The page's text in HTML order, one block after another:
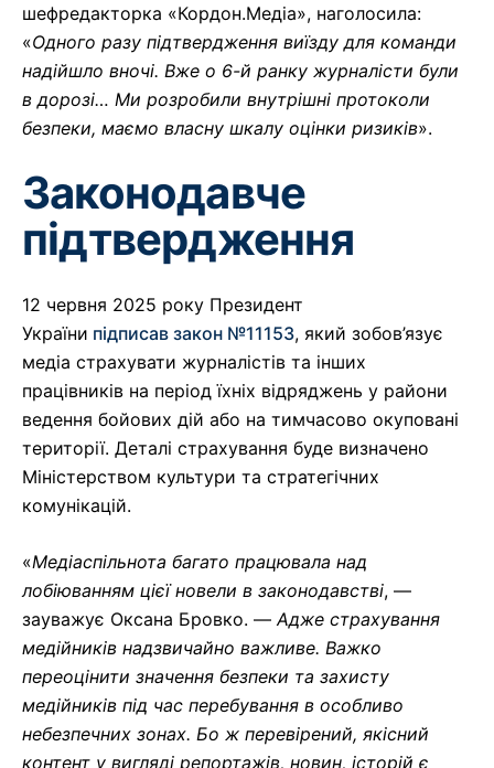
шефредакторка «Кордон.Медіа», наголосила:
«Одного разу підтвердження виїзду для команди
надійшло вночі. Вже о 6-й ранку журналісти були
в дорозі… Ми розробили внутрішні протоколи
безпеки, маємо власну шкалу оцінки ризиків».
Законодавче
підтвердження
12 червня 2025 року Президент
України підписав закон №11153, який зобов’язує
медіа страхувати журналістів та інших
працівників на період їхніх відряджень у райони
ведення бойових дій або на тимчасово окуповані
території. Деталі страхування буде визначено
Міністерством культури та стратегічних
комунікацій.
«Медіаспільнота багато працювала над
лобіюванням цієї новели в законодавстві, —
зауважує Оксана Бровко. — Адже страхування
медійників надзвичайно важливе. Важко
переоцінити значення безпеки та захисту
медійників під час перебування в особливо
небезпечних зонах. Бо ж перевірений, якісний
контент у вигляді репортажів, новин, історій є